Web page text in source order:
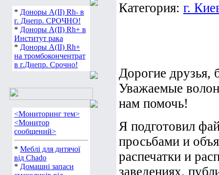
* Доноры А(ІІ) Rh- в
г. Днепр. СРОЧНО!
* Доноры А(ІІ) Rh+ в
Институт рака
* Доноры А(ІІ) Rh+
на тромбокончентрат
в г.Днепр. Срочно!
<Мониторинг тем>
<Монитор
сообщений>
* Меблі для дитячої
від Chado
* Домашні запаси
Категория: г.
Дорогие друзья,
Уважаемые
нам помочь!
Я подготовил
просьбами и
распечатки и
заведениях,